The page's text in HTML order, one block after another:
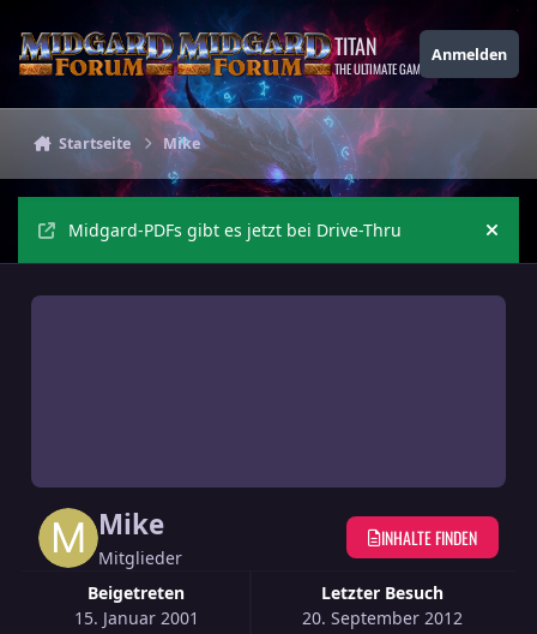
TITAN
THE ULTIMATE GAMING THEME
Anmelden
Startseite Mike
Midgard-PDFs gibt es jetzt bei Drive-Thru
Mike
Mitglieder
Beigetreten
15. Januar 2001
Letzter Besuch
20. September 2012
INHALTE FINDEN